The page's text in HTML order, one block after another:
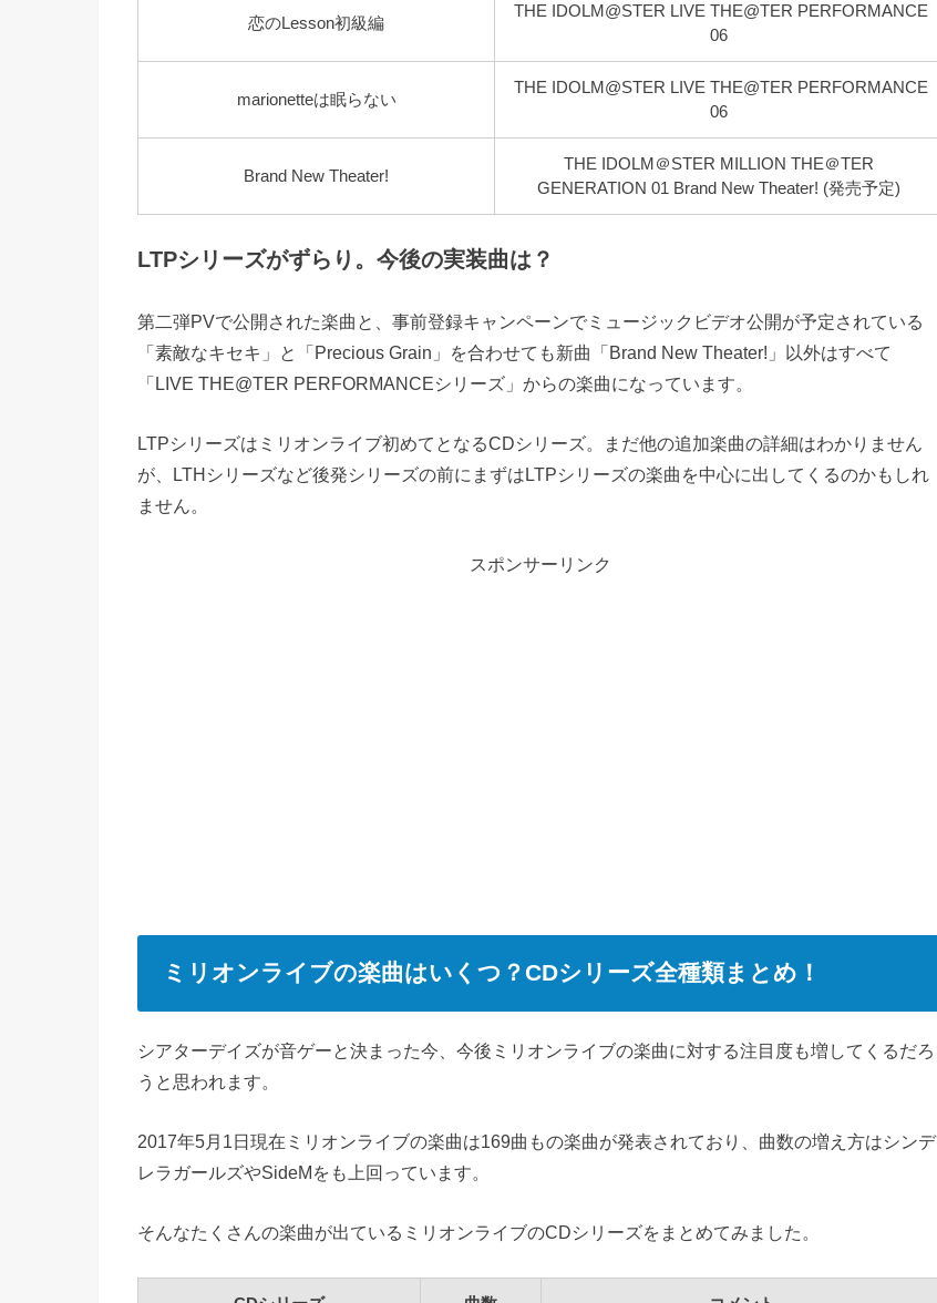
恋のLesson初級編
THE IDOLM@STER LIVE THE@TER PERFORMANCE
06
marionetteは眠らない
THE IDOLM@STER LIVE THE@TER PERFORMANCE
06
Brand New Theater!
THE IDOLM＠STER MILLION THE＠TER
GENERATION 01 Brand New Theater! (発売予定)
LTPシリーズがずらり。今後の実装曲は？
第二弾PVで公開された楽曲と、事前登録キャンペーンでミュージックビデオ公開が予定されている
「素敵なキセキ」と「Precious Grain」を合わせても新曲「Brand New Theater!」以外はすべて
「LIVE THE@TER PERFORMANCEシリーズ」からの楽曲になっています。
LTPシリーズはミリオンライブ初めてとなるCDシリーズ。まだ他の追加楽曲の詳細はわかりません
が、LTHシリーズなど後発シリーズの前にまずはLTPシリーズの楽曲を中心に出してくるのかもしれ
ません。
スポンサーリンク
ミリオンライブの楽曲はいくつ？CDシリーズ全種類まとめ！
シアターデイズが音ゲーと決まった今、今後ミリオンライブの楽曲に対する注目度も増してくるだろ
うと思われます。
2017年5月1日現在ミリオンライブの楽曲は169曲 もの楽曲が発表されており、曲数の増え方はシンデ
レラガールズやSideMをも上回っています。
そんなたくさんの楽曲が出ているミリオンライブのCDシリーズをまとめてみました。